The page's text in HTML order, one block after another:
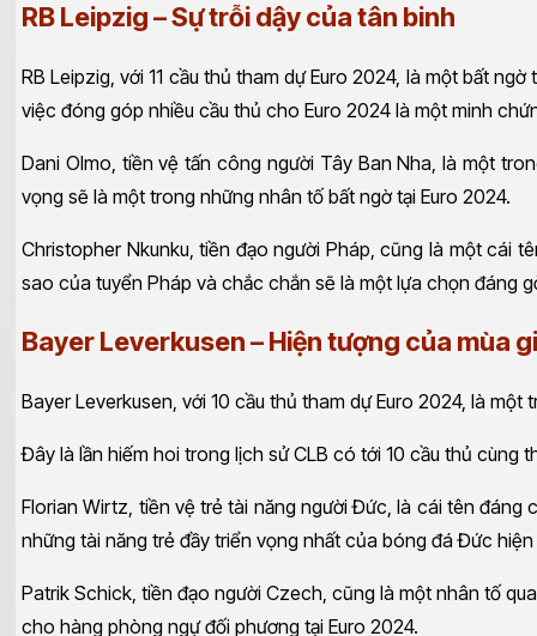
RB Leipzig – Sự trỗi dậy của tân binh
RB Leipzig, với 11 cầu thủ tham dự Euro 2024, là một bất
việc đóng góp nhiều cầu thủ cho Euro 2024 là một minh
Dani Olmo, tiền vệ tấn công người Tây Ban Nha, là một
vọng sẽ là một trong những nhân tố bất ngờ tại Euro 2024.
Christopher Nkunku, tiền đạo người Pháp, cũng là một cái
sao của tuyển Pháp và chắc chắn sẽ là một lựa chọn đáng
Bayer Leverkusen – Hiện tượng của mùa
Bayer Leverkusen, với 10 cầu thủ tham dự Euro 2024, là
Đây là lần hiếm hoi trong lịch sử CLB có tới 10 cầu thủ cùng
Florian Wirtz, tiền vệ trẻ tài năng người Đức, là cái tên đáng
những tài năng trẻ đầy triển vọng nhất của bóng đá Đức hiện
Patrik Schick, tiền đạo người Czech, cũng là một nhân tố
cho hàng phòng ngự đối phương tại Euro 2024.